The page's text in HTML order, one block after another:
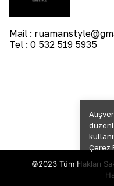
Çerez
Mail :
Tel : 0 532 519 5935
©2023 Tüm Hakları